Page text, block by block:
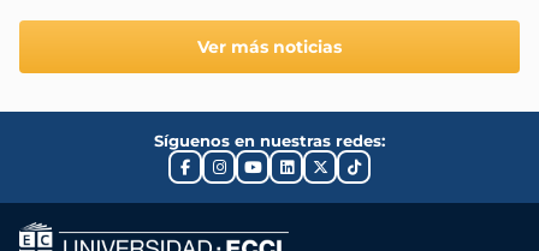
Ver más noticias
Síguenos en nuestras redes: